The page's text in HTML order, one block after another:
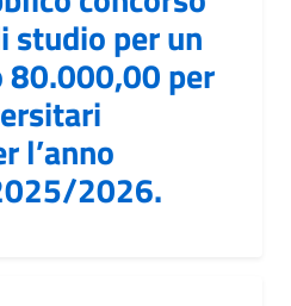
studio per un
per
l’anno
2026.